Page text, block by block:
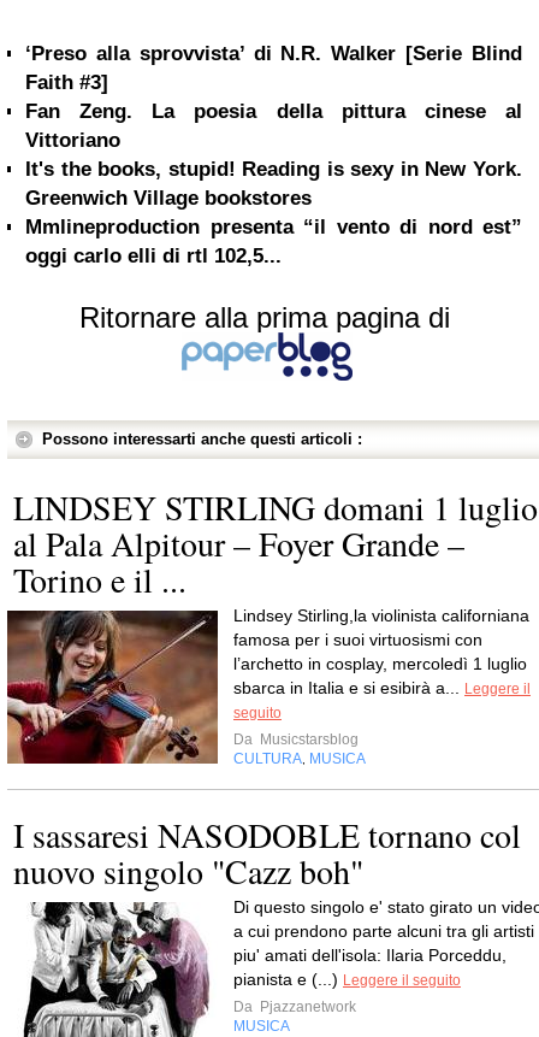
‘Preso alla sprovvista’ di N.R. Walker [Serie Blind
Faith #3]
Fan Zeng. La poesia della pittura cinese al
Vittoriano
It's the books, stupid! Reading is sexy in New York.
Greenwich Village bookstores
Mmlineproduction presenta “il vento di nord est”
oggi carlo elli di rtl 102,5...
Ritornare alla prima pagina di
Possono interessarti anche questi articoli :
LINDSEY STIRLING domani 1 luglio
al Pala Alpitour – Foyer Grande –
Torino e il ...
Lindsey Stirling,la violinista californiana
famosa per i suoi virtuosismi con
l’archetto in cosplay, mercoledì 1 luglio
sbarca in Italia e si esibirà a...
Leggere il
seguito
Da Musicstarsblog
CULTURA MUSICA
I sassaresi NASODOBLE tornano col
nuovo singolo "Cazz boh"
Di questo singolo e' stato girato un
a cui prendono parte alcuni tra gli artisti
piu' amati dell'isola: Ilaria Porceddu,
pianista e (...) Leggere il seguito
Da Pjazzanetwork
MUSICA